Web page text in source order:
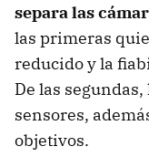
separa las
las primeras
reducido y la
De las
sensores,
objetivos.